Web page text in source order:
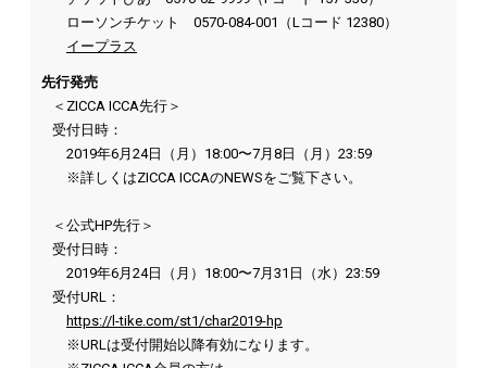
ローソンチケット 0570-084-001（Lコード 12380）
イープラス
先行発売
＜ZICCA ICCA先行＞
受付日時：
2019年6月24日（月）18:00〜7月8日（月）23:59
※詳しくはZICCA ICCAのNEWSをご覧下さい。
＜公式HP先行＞
受付日時：
2019年6月24日（月）18:00〜7月31日（水）23:59
受付URL：
https://l-tike.com/st1/char2019-hp
※URLは受付開始以降有効になります。